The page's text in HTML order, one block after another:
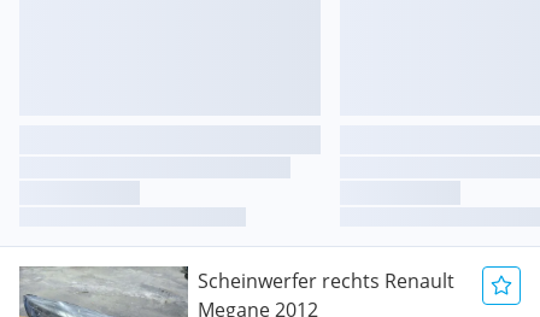
Scheinwerfer rechts Renault
Megane 2012